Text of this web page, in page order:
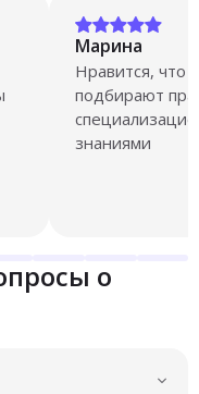
Марина
Нравится, что
подбирают
знаниями
о